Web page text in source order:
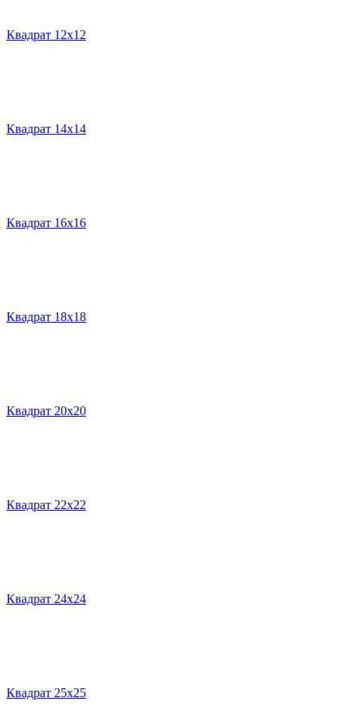
Квадрат 12х12
Квадрат 14х14
Квадрат 16х16
Квадрат 18х18
Квадрат 20х20
Квадрат 22х22
Квадрат 24х24
Квадрат 25х25